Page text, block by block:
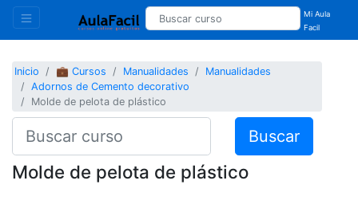
Mi Aula
Facil
Inicio 💼 Cursos Manualidades
Manualidades
Adornos de Cemento decorativo
Molde de pelota de plástico
Buscar
Molde de pelota de plástico